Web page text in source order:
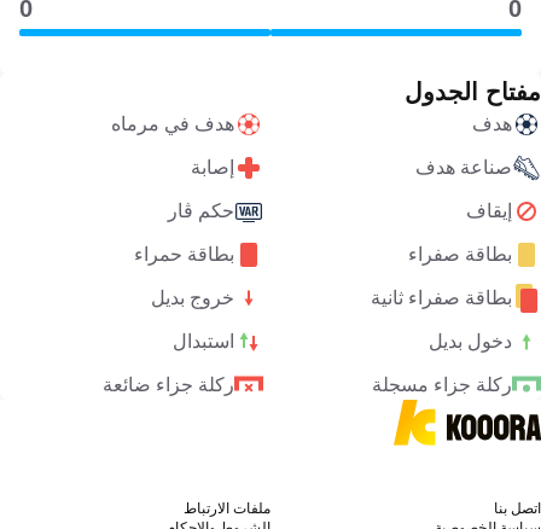
0
0
مفتاح الجدول
هدف هدف في مرماه
صناعة هدف إصابة
إيقاف حكم ڤار
بطاقة صفراء بطاقة حمراء
بطاقة صفراء ثانية خروج بديل
دخول بديل استبدال
ركلة جزاء مسجلة ركلة جزاء ضائعة
اتصل بنا
ملفات الارتباط